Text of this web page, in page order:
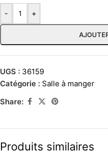
- +
UGS : 36159
Catégorie : Salle à manger
Share:
Produits similaires